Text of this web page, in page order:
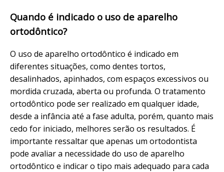
Quando é indicado o uso de aparelho
ortodôntico?
O uso de aparelho ortodôntico é indicado em
diferentes situações, como dentes tortos,
desalinhados, apinhados, com espaços excessivos ou
mordida cruzada, aberta ou profunda. O tratamento
ortodôntico pode ser realizado em qualquer idade,
desde a infância até a fase adulta, porém, quanto mais
cedo for iniciado, melhores serão os resultados. É
importante ressaltar que apenas um ortodontista
pode avaliar a necessidade do uso de aparelho
ortodôntico e indicar o tipo mais adequado para cada